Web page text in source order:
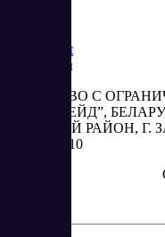
Market
Реквизиты
ОБЩЕСТВО С
“АБЕСТРЕЙД”,
МИНСКИЙ РАЙОН, Г.
2, КОМ. 310